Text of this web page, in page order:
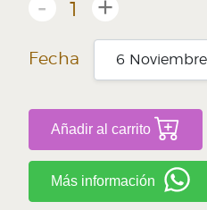
- 1 +
Fecha
Añadir al carrito
Más información